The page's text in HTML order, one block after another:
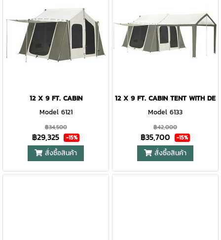
12 X 9 FT. CABIN
Model 6121
฿34,500
฿29,325 -15%
สั่งซื้อสินค้า
12 X 9 FT. CABIN TENT WITH
Model 6133
฿42,000
฿35,700 -15%
สั่งซื้อสินค้า